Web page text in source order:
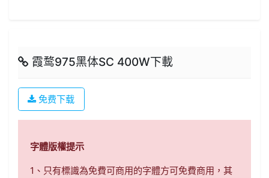
霞鹜975黑体SC 400W下載
免费下载
字體版權提示
1、只有標識為免費可商用的字體方可免費商用，其